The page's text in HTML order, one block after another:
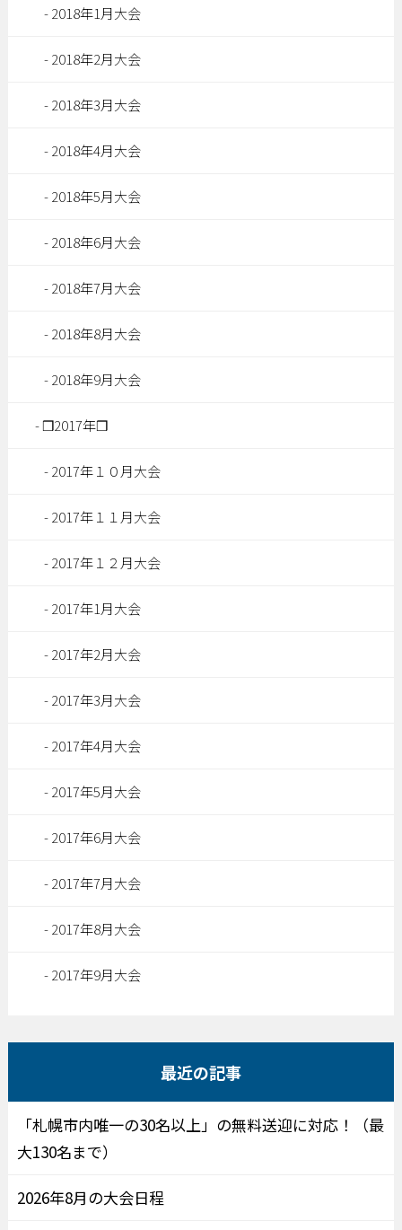
2018年1月大会
2018年2月大会
2018年3月大会
2018年4月大会
2018年5月大会
2018年6月大会
2018年7月大会
2018年8月大会
2018年9月大会
❒2017年❒
2017年１０月大会
2017年１１月大会
2017年１２月大会
2017年1月大会
2017年2月大会
2017年3月大会
2017年4月大会
2017年5月大会
2017年6月大会
2017年7月大会
2017年8月大会
2017年9月大会
最近の記事
「札幌市内唯一の30名以上」の無料送迎に対応！（最
大130名まで）
2026年8月の大会日程